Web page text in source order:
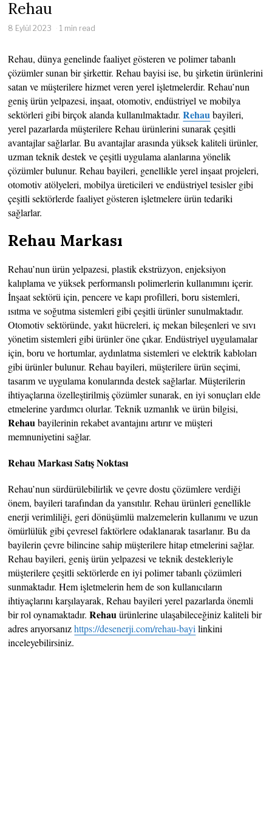
Rehau
8 Eylül 2023 1 min read
Rehau, dünya genelinde faaliyet gösteren ve polimer tabanlı
çözümler sunan bir şirkettir. Rehau bayisi ise, bu şirketin ürünlerini
satan ve müşterilere hizmet veren yerel işletmelerdir. Rehau’nun
geniş ürün yelpazesi, inşaat, otomotiv, endüstriyel ve mobilya
sektörleri gibi birçok alanda kullanılmaktadır.Rehaubayileri,
yerel pazarlarda müşterilere Rehau ürünlerini sunarak çeşitli
avantajlar sağlarlar. Bu avantajlar arasında yüksek kaliteli ürünler,
uzman teknik destek ve çeşitli uygulama alanlarına yönelik
çözümler bulunur. Rehau bayileri, genellikle yerel inşaat projeleri,
otomotiv atölyeleri, mobilya üreticileri ve endüstriyel tesisler gibi
çeşitli sektörlerde faaliyet gösteren işletmelere ürün tedariki
sağlarlar.
Rehau Markası
Rehau’nun ürün yelpazesi, plastik ekstrüzyon, enjeksiyon
kalıplama ve yüksek performanslı polimerlerin kullanımını içerir.
İnşaat sektörü için, pencere ve kapı profilleri, boru sistemleri,
ısıtma ve soğutma sistemleri gibi çeşitli ürünler sunulmaktadır.
Otomotiv sektöründe, yakıt hücreleri, iç mekan bileşenleri ve sıvı
yönetim sistemleri gibi ürünler öne çıkar. Endüstriyel uygulamalar
için, boru ve hortumlar, aydınlatma sistemleri ve elektrik kabloları
gibi ürünler bulunur. Rehau bayileri, müşterilere ürün seçimi,
tasarım ve uygulama konularında destek sağlarlar. Müşterilerin
ihtiyaçlarına özelleştirilmiş çözümler sunarak, en iyi sonuçları elde
etmelerine yardımcı olurlar. Teknik uzmanlık ve ürün bilgisi,
Rehaubayilerinin rekabet avantajını artırır ve müşteri
memnuniyetini sağlar.
Rehau Markası Satış Noktası
Rehau’nun sürdürülebilirlik ve çevre dostu çözümlere verdiği
önem, bayileri tarafından da yansıtılır. Rehau ürünleri genellikle
enerji verimliliği, geri dönüşümlü malzemelerin kullanımı ve uzun
ömürlülük gibi çevresel faktörlere odaklanarak tasarlanır. Bu da
bayilerin çevre bilincine sahip müşterilere hitap etmelerini sağlar.
Rehau bayileri, geniş ürün yelpazesi ve teknik destekleriyle
müşterilere çeşitli sektörlerde en iyi polimer tabanlı çözümleri
sunmaktadır. Hem işletmelerin hem de son kullanıcıların
ihtiyaçlarını karşılayarak, Rehau bayileri yerel pazarlarda önemli
bir rol oynamaktadır.Rehauürünlerine ulaşabileceğiniz kaliteli bir
adres arıyorsanızhttps://desenerji.com/rehau-bayi linkini
inceleyebilirsiniz.